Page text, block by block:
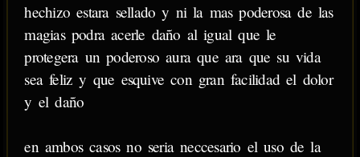
hechizo estara sellado y ni la mas poderosa de las
magias podra acerle daño al igual que le
protegera un poderoso aura que ara que su vida
sea feliz y que esquive con gran facilidad el dolor
y el daño
en ambos casos no seria neccesario el uso de la